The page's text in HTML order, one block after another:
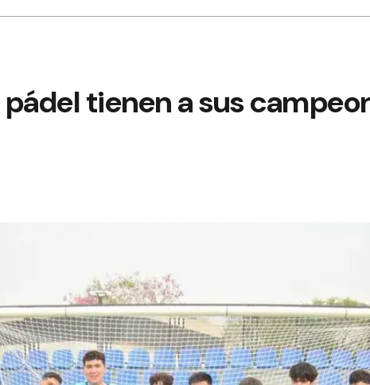
tienen a sus